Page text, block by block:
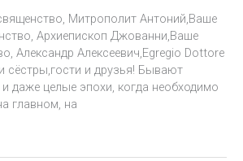
Митрополит Антоний,Ваше
Архиепископ Джованни,Ваше
Александр Алексеевич,Egregio Dottore
сёстры,гости и друзья! Бывают
даже целые эпохи, когда необходимо
главном, на